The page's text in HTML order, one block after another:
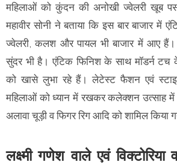
महिलाओं को कुंदन की अनोखी ज्वेलरी खूब
महावीर सोनी ने बताया कि इस बार बाजार में
ज्वेलरी, कलश और पायल भी बाजार में आए
सुंदर भी है। एंटिक फिनिश के साथ मॉडर्न टच
को खासे लुभा रहे हैं। लेटेस्ट फैशन एवं
महिलाओं को ध्यान में रखकर कलेक्शन उत्साह
अलावा चूड़ी व फिगर रिग आदि को शामिल किया
लक्ष्मी गणेश वाले एवं